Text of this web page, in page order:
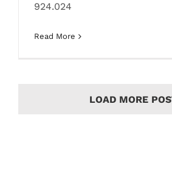
924.024
Read More
LOAD MORE